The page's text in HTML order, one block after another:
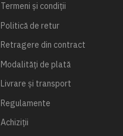
Termeni și condiții
Politică de retur
Retragere din contract
Modalități de plată
Livrare și transport
Regulamente
Achiziții